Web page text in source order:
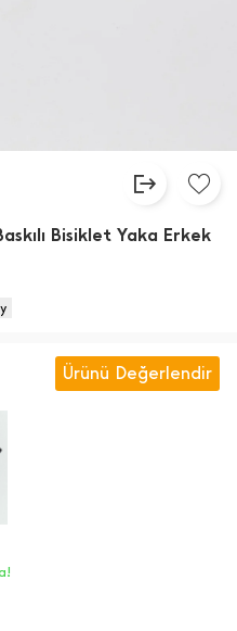
Bisiklet Yaka Erkek
Ürünü Değerlendir